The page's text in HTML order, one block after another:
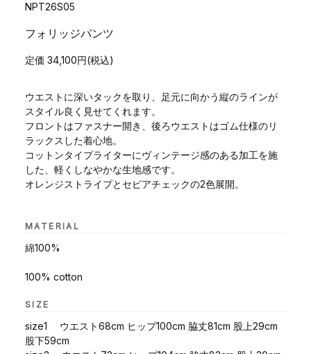
NPT26S05
フォリッジパンツ
定価 34,100円(税込)
ウエストに深いタックを取り、足元に向かう縦のラインが
スタイル良く見せてくれます。
フロントはファスナー開き、後ろウエストはゴム仕様のリ
ラックスした着心地。
コットンタイプライターにヴィンテージ感のある加工を施
した、軽くしなやかな生地感です。
オレンジストライプとセピアチェックの2色展開。
MATERIAL
綿100%
100% cotton
SIZE
size1 ウエスト68cm ヒップ100cm 脇丈81cm 股上29cm
股下59cm